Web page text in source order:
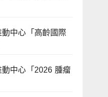
動中心「高齡國際
動中心「2026 腫瘤